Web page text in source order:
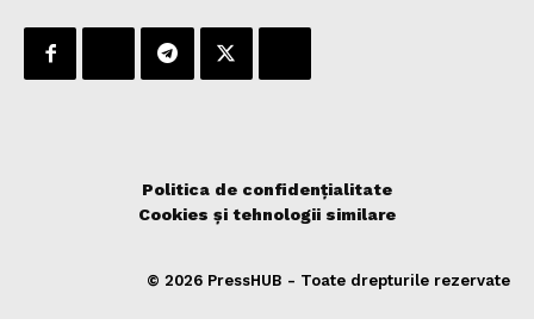
Politica de confidențialitate
Cookies și tehnologii similare
© 2026 PressHUB - Toate drepturile rezervate